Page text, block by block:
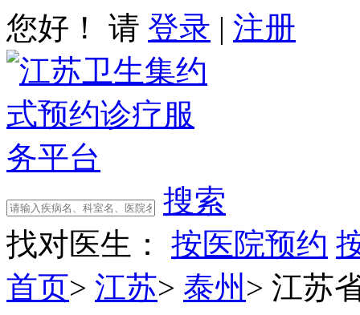
您好！ 请 登录 | 注册
搜索
找对医生：
按医院预约
首页> 江苏> 泰州 > 江苏